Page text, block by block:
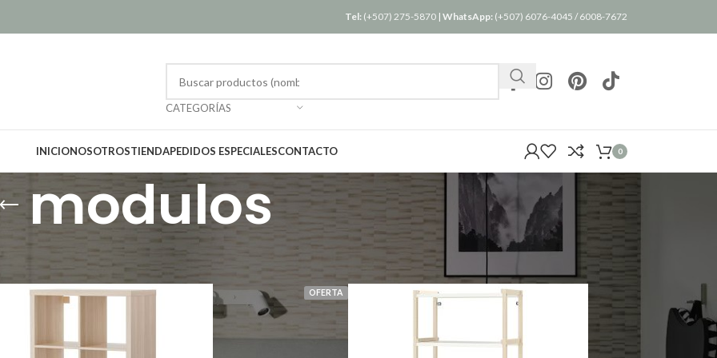
Tel: (+507) 275-5870 | WhatsApp: (+507) 6076-4045 /6008-7672
CATEGORÍAS
INICIONOSOTROSTIENDAPEDIDOS ESPECIALESCONTACTO 0
modulos
Mostrar
OFERTA